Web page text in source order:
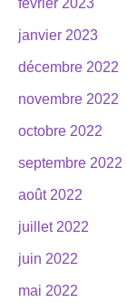
février 2023
janvier 2023
décembre 2022
novembre 2022
octobre 2022
septembre 2022
août 2022
juillet 2022
juin 2022
mai 2022